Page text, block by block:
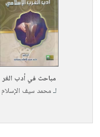
مباحث في أدب الغر
لـمحمد سيف الإسلام